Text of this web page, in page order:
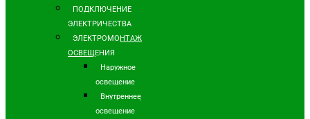
ПОДКЛЮЧЕНИЕ
ЭЛЕКТРИЧЕСТВА
ЭЛЕКТРОМОНТАЖ
ОСВЕЩЕНИЯ
Наружное
освещение
Внутреннее
освещение